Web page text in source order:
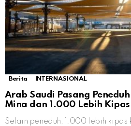
Berita INTERNASIONAL
Arab Saudi Pasang
Mina dan 1.000 Lebih
Selain peneduh, 1.000 lebih kipas